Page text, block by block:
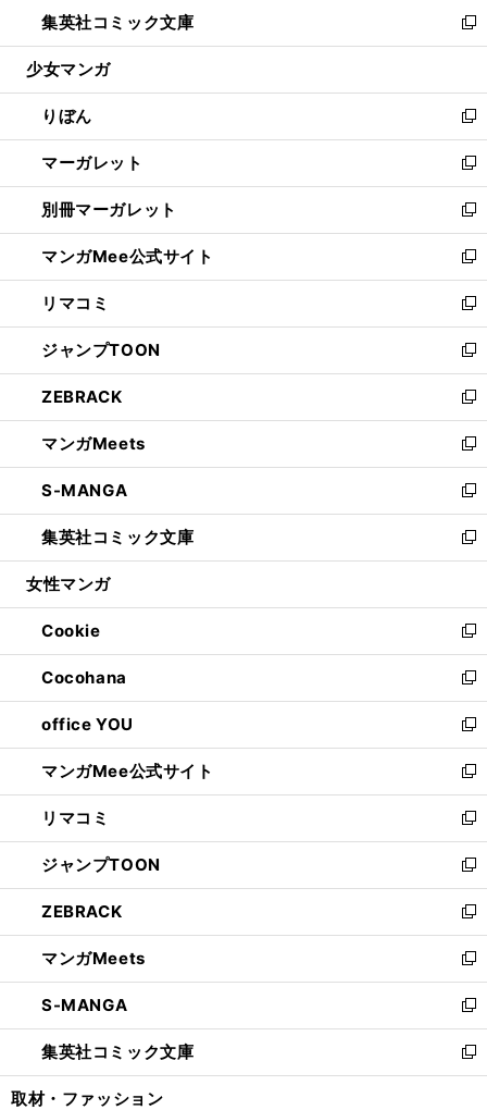
く
で
開
ド
ウ
開
く
ィ
ン
ウ
で
開
く
い
ウ
ン
ド
ウ
で
開
く
集英社コミック文庫
新
し
ウ
ィ
ン
ド
ウ
で
開
く
少女マンガ
りぼん
新
し
い
ウ
ィ
ン
ド
ウ
で
開
く
マーガレット
新
し
い
ウ
ィ
ン
ド
ウ
で
開
く
別冊マーガレット
新
し
い
ウ
ィ
ン
ド
ウ
で
開
く
マンガMee公式サイト
新
し
い
ウ
ィ
ン
ド
ウ
で
開
く
リマコミ
新
し
い
ウ
ィ
ン
ド
ウ
で
開
く
ジャンプTOON
新
し
い
ウ
ィ
ン
ド
ウ
で
開
ZEBRACK
新
し
い
ウ
ィ
ン
ド
ウ
開
く
マンガMeets
新
し
い
ウ
ィ
ン
ウ
で
開
く
S-MANGA
新
し
い
ウ
ン
ド
ウ
で
開
く
集英社コミック文庫
新
し
ウ
ィ
ン
ド
ウ
で
開
く
女性マンガ
Cookie
新
し
い
ウ
ィ
ン
ド
ウ
で
開
く
Cocohana
新
し
い
ウ
ィ
ン
ド
ウ
で
開
く
office YOU
新
し
い
ウ
ィ
ン
ド
ウ
で
開
く
マンガMee公式サイト
新
し
い
ウ
ィ
ン
ド
ウ
で
開
く
リマコミ
新
し
い
ウ
ィ
ン
ド
ウ
で
開
く
ジャンプTOON
新
し
い
ウ
ィ
ン
ド
ウ
で
開
ZEBRACK
新
し
い
ウ
ィ
ン
ド
ウ
マンガMeets
新
し
い
ウ
ィ
ン
S-MANGA
新
し
い
ウ
集英社コミック文庫
新
し
取材・ファッション